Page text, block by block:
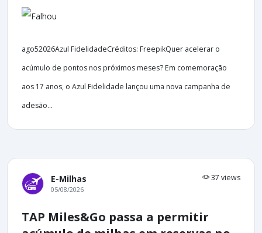
ago52026Azul FidelidadeCréditos: FreepikQuer acelerar o
acúmulo de pontos nos próximos meses? Em comemoração
aos 17 anos, o Azul Fidelidade lançou uma nova campanha de
adesão...
E-Milhas 37 views
05/08/2026
TAP Miles&Go passa a permitir